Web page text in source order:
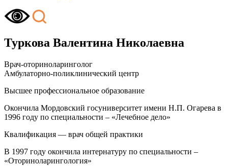
Туркова Валентина Николаевна
Врач-оториноларинголог
Амбулаторно-поликлинический центр
Высшее профессиональное образование
Окончила Мордовский госуниверситет имени Н.П. Огарева в
1996 году по специальности – «Лечебное дело»
Квалификация — врач общей практики
В 1997 году окончила интернатуру по специальности –
«Оториноларингология»